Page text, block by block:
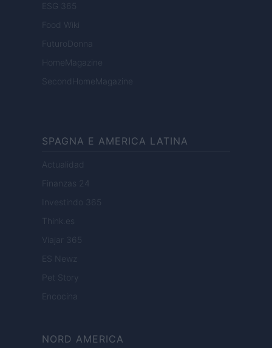
ESG 365
Food Wiki
FuturoDonna
HomeMagazine
SecondHomeMagazine
SPAGNA E AMERICA LATINA
Actualidad
Finanzas 24
Investindo 365
Think.es
Viajar 365
ES Newz
Pet Story
Encocina
NORD AMERICA